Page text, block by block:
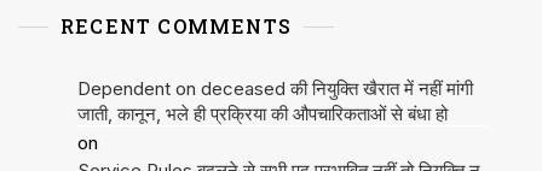
RECENT COMMENTS
Dependent on deceased की नियुक्ति खैरात में नहीं मांगी
जाती, कानून, भले ही प्रक्रिया की औपचारिकताओं से बंधा हो
on